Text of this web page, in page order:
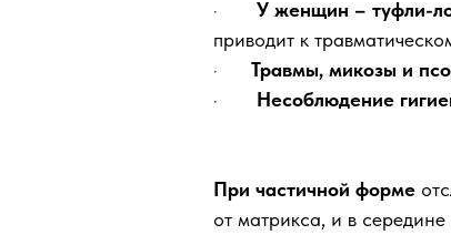
·
У женщин – туфли-
приводит к
·
Травмы, микозы и
·
Несоблюдение
При частичной форме
от матрикса, и в